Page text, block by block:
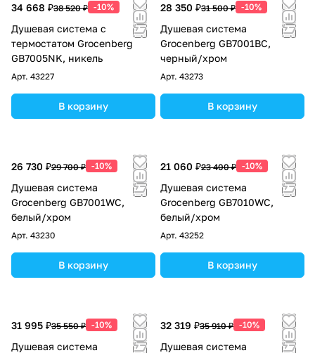
34 668 ₽38 520 ₽ -10%
Душевая система с
термостатом Grocenberg
GB7005NK, никель
Арт. 43227
В корзину
28 350 ₽31 500 ₽ -10%
Душевая система
Grocenberg GB7001BC,
черный/хром
Арт. 43273
В корзину
26 730 ₽29 700 ₽ -10%
Душевая система
Grocenberg GB7001WC,
белый/хром
Арт. 43230
В корзину
21 060 ₽23 400 ₽ -10%
Душевая система
Grocenberg GB7010WC,
белый/хром
Арт. 43252
В корзину
31 995 ₽35 550 ₽ -10%
Душевая система
32 319 ₽35 910 ₽ -10%
Душевая система